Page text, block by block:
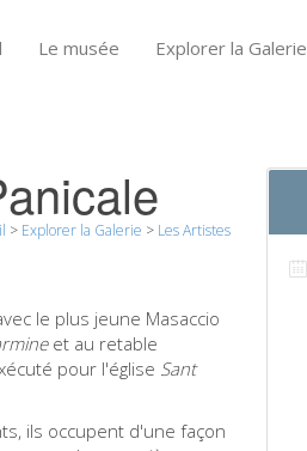
Le musée Explorer la Galerie
> Explorer la Galerie > Les Artistes
le plus jeune Masaccio
et au retable
pour l'église Sant
ils occupent d'une façon